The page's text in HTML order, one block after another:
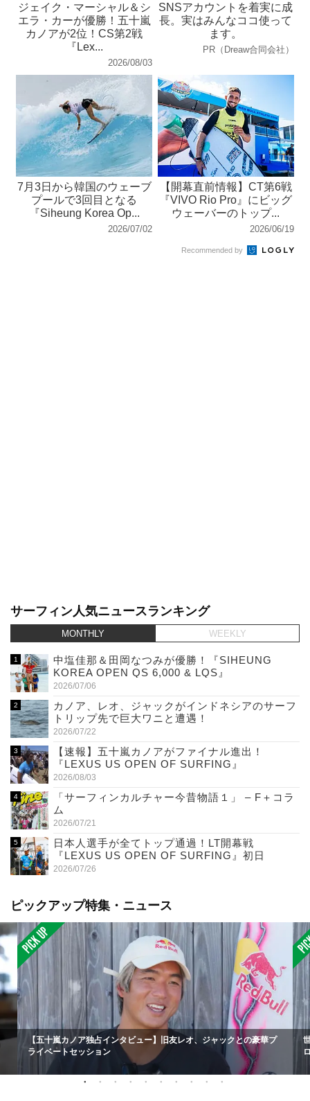
ジェイク・マーシャル＆シ
エラ・カーが優勝！五十嵐
カノアが2位！CS第2戦
『Lex...
2026/08/03
SNSアカウントを着実に成
長。実はみんなココ使って
ます。
PR（Dreaw合同会社）
7月3日から韓国のウェーブ
プールで3回目となる
『Siheung Korea Op...
2026/07/02
【開幕直前情報】CT第6戦
『VIVO Rio Pro』にビッグ
ウェーバーのトップ...
2026/06/19
Recommended by
サーフィン人気ニュースランキング
MONTHLY WEEKLY
中塩佳那＆田岡なつみが優勝！『SIHEUNG
KOREA OPEN QS 6,000 & LQS』
2026/07/06
カノア、レオ、ジャックがインドネシアのサーフ
トリップ先で巨大ワニと遭遇！
2026/07/22
【速報】五十嵐カノアがファイナル進出！
『LEXUS US OPEN OF SURFING』
2026/08/03
「サーフィンカルチャー今昔物語１」 – F＋コラ
ム
2026/07/21
日本人選手が全てトップ通過！LT開幕戦
『LEXUS US OPEN OF SURFING』初日
2026/07/26
ピックアップ特集・ニュース
【五十嵐カノア独占インタビュー】旧友レオ、ジャックとの豪華プ
ライベートセッション